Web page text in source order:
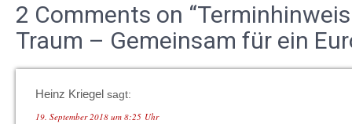
2 Comments on
Traum – Gemeinsam für ein
Heinz Kriegel sagt:
19. September 2018 um 8:25 Uhr